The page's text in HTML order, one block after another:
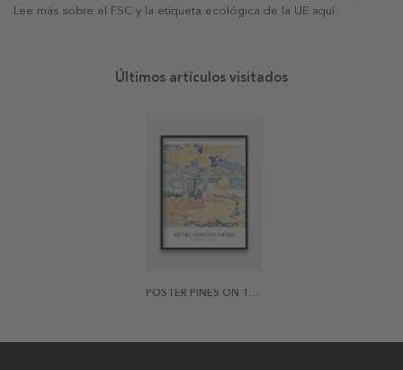
Lee más sobre el FSC y la etiqueta ecológica de la UE aquí.
Últimos artículos visitados
POSTER PINES ON THE COASTLINE